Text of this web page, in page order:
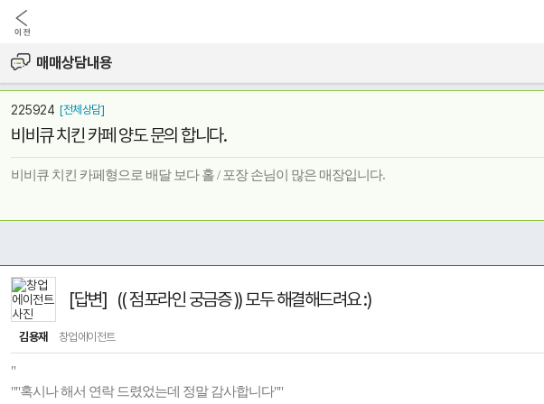
매매상담내용
225924 [전체상담]
비비큐 치킨 카페 양도 문의 합니다.
비비큐 치킨 카페형으로 배달 보다 홀 / 포장 손님이 많은 매장입니다.
[답변] (( 점포라인 궁금증 )) 모두 해결해드려요 :)
김용재 창업에이전트
"
""혹시나 해서 연락 드렸었는데 정말 감사합니다""